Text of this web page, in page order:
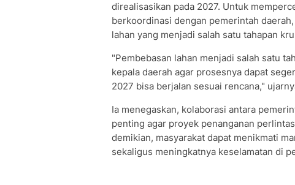
direalisasikan pada 2027. Untuk
berkoordinasi dengan pemerintah
lahan yang menjadi salah satu tahapan
"Pembebasan lahan menjadi salah satu
kepala daerah agar prosesnya dapat
2027 bisa berjalan sesuai rencana,"
Ia menegaskan, kolaborasi antara
penting agar proyek penanganan
demikian, masyarakat dapat menikmati
sekaligus meningkatnya keselamatan di